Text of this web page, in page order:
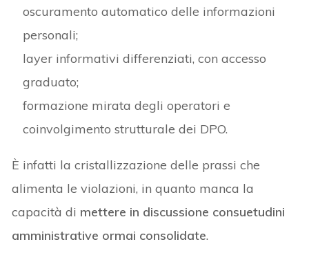
oscuramento automatico delle informazioni
personali;
layer informativi differenziati, con accesso
graduato;
formazione mirata degli operatori e
coinvolgimento strutturale dei DPO.
È infatti la cristallizzazione delle prassi che
alimenta le violazioni, in quanto manca la
capacità di mettere in discussione consuetudini
amministrative ormai consolidate.